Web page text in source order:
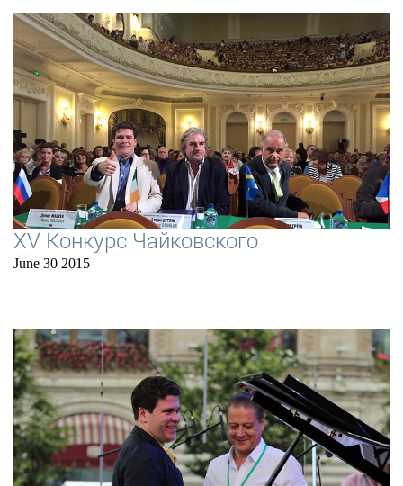
XV Конкурс Чайковского
June 30 2015